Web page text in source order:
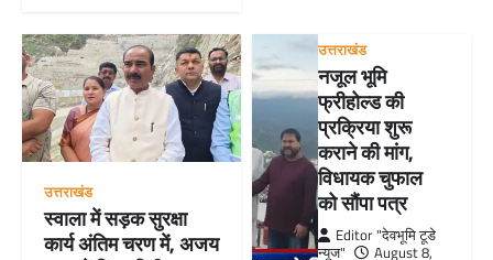
उत्तराखंड
स्वाला में सड़क सुरक्षा
कार्य अंतिम चरण में, अजय
उत्तराखंड
नजूल भूमि
फ्रीहोल्ड की
प्रक्रिया शुरू
कराने की मांग,
विधायक चुफाल
को सौंपा पत्र
Editor "देवभूमि टूडे
न्यूज"
August 8,